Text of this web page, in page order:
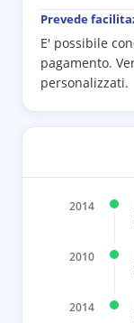
Prevede
E' possibile
pagamento.
personalizzati.
2014
2010
2014